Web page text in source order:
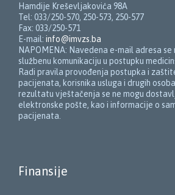
Hamdije Kreševljakovića 98A
Tel: 033/250-570, 250-573, 250-577
Fax: 033/250-571
E-mail: info@imvzs.ba
NAPOMENA: Navedena e-mail adresa
službenu komunikaciju u postupku
Radi pravila provođenja postupka i
pacijenata, korisnika usluga i drugih
rezultatu vještačenja se ne mogu
elektronske pošte, kao i informacije o
pacijenata.
Finansije